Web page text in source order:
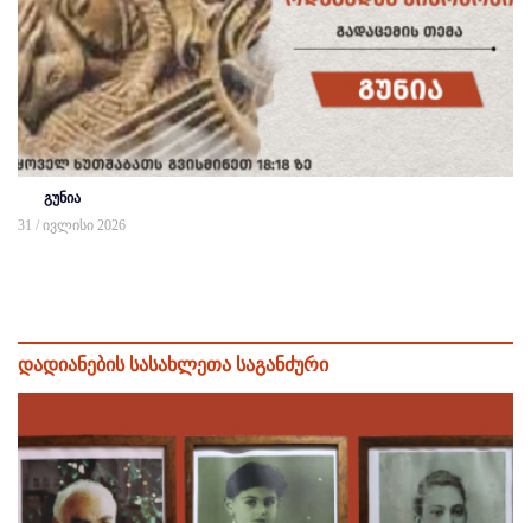
გუნია
31 / ივლისი 2026
დადიანების სასახლეთა საგანძური